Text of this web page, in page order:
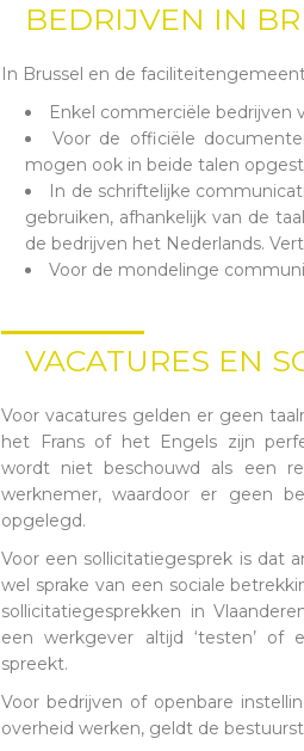
BEDRIJVEN IN
In Brussel en de
Enkel commerciële bedrijven
Voor de officiële
mogen ook in beide talen
In de schriftelijke
gebruiken, afhankelijk van de
de bedrijven het Nederlands.
Voor de mondelinge
VACATURES EN
Voor vacatures gelden er geen
het Frans of het Engels zijn
wordt niet beschouwd als een
werknemer, waardoor er geen
opgelegd.
Voor een sollicitatiegesprek is dat
wel sprake van een sociale
sollicitatiegesprekken in
een werkgever altijd ‘testen’ of
spreekt.
Voor bedrijven of openbare
overheid werken, geldt de